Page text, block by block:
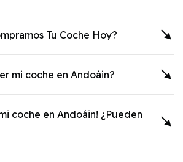
Tu Coche Hoy?
mi coche en Andoáin?
coche en Andoáin! ¿Pueden